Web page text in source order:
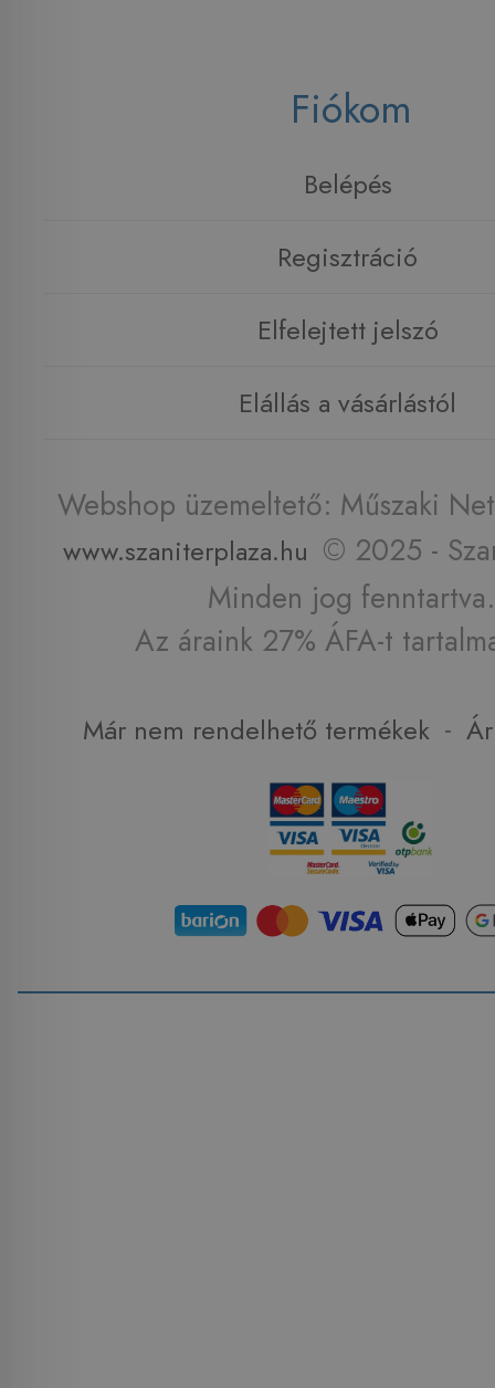
Fiókom
Belépés
Regisztráció
Elfelejtett jelszó
Elállás a vásárlástól
Webshop üzemeltető: Műszaki
www.szaniterplaza.hu © 2025 -
Minden jog fenntartva.
Az áraink 27% ÁFA-t
Már nem rendelhető termékek -